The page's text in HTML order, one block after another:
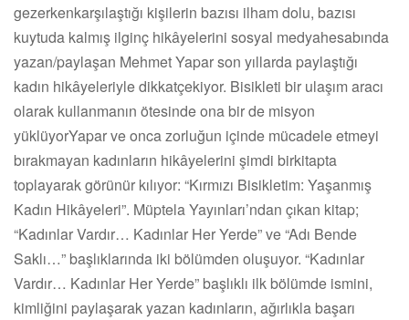
gezerkenkarşılaştığı kişilerin bazısı ilham dolu, bazısı
kuytuda kalmış ilginç hikâyelerini sosyal medyahesabında
yazan/paylaşan Mehmet Yapar son yıllarda paylaştığı
kadın hikâyeleriyle dikkatçekiyor. Bisikleti bir ulaşım aracı
olarak kullanmanın ötesinde ona bir de misyon
yüklüyorYapar ve onca zorluğun içinde mücadele etmeyi
bırakmayan kadınların hikâyelerini şimdi birkitapta
toplayarak görünür kılıyor: “Kırmızı Bisikletim: Yaşanmış
Kadın Hikâyeleri”. Müptela Yayınları’ndan çıkan kitap;
“Kadınlar Vardır… Kadınlar Her Yerde” ve “Adı Bende
Saklı…” başlıklarında iki bölümden oluşuyor. “Kadınlar
Vardır… Kadınlar Her Yerde” başlıklı ilk bölümde ismini,
kimliğini paylaşarak yazan kadınların, ağırlıkla başarı